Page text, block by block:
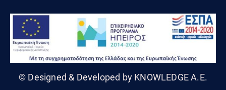
© Designed & Developed by KNOWLEDGE A.E.